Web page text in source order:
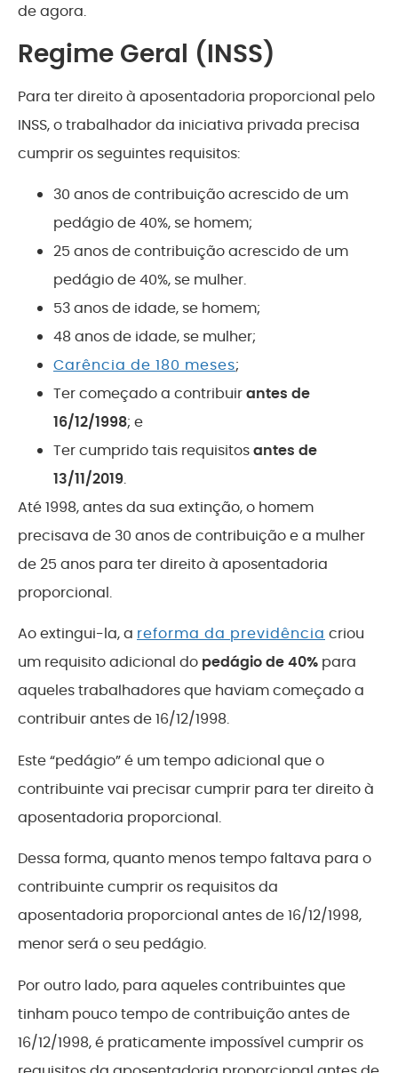
de agora.
Regime Geral (INSS)
Para ter direito à aposentadoria proporcional pelo
INSS, o trabalhador da iniciativa privada precisa
cumprir os seguintes requisitos:
30 anos de contribuição acrescido de um
pedágio de 40%, se homem;
25 anos de contribuição acrescido de um
pedágio de 40%, se mulher.
53 anos de idade, se homem;
48 anos de idade, se mulher;
Carência de 180 meses;
Ter começado a contribuirantes de
16/12/1998; e
Ter cumprido tais requisitosantes de
13/11/2019.
Até 1998, antes da sua extinção, o homem
precisava de 30 anos de contribuição e a mulher
de 25 anos para ter direito à aposentadoria
proporcional.
Ao extingui-la, a reforma da previdência criou
um requisito adicional do pedágio de 40% para
aqueles trabalhadores que haviam começado a
contribuir antes de 16/12/1998.
Este “pedágio” é um tempo adicional que o
contribuinte vai precisar cumprir para ter direito à
aposentadoria proporcional.
Dessa forma, quanto menos tempo faltava para o
contribuinte cumprir os requisitos da
aposentadoria proporcional antes de 16/12/1998,
menor será o seu pedágio.
Por outro lado, para aqueles contribuintes que
tinham pouco tempo de contribuição antes de
16/12/1998, é praticamente impossível cumprir os